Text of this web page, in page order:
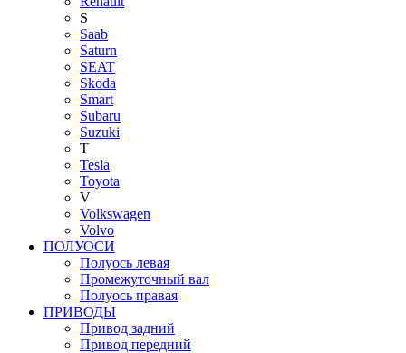
S
Saab
Saturn
SEAT
Skoda
Smart
Subaru
Suzuki
T
Tesla
Toyota
V
Volkswagen
Volvo
ПОЛУОСИ
Полуось левая
Промежуточный вал
Полуось правая
ПРИВОДЫ
Привод задний
Привод передний